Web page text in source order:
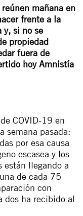
mañana en
frente a la
y, si no se
propiedad
fuera de
hoy Amnistía
COVID-19 en
semana pasada:
por esa causa
escasea y los
están llegando a
de cada 75
con
dos ha recibido al